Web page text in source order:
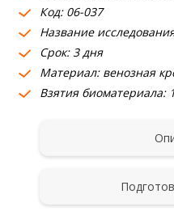
Пациентам
О компании
Где сдать
Код: 06-037
Название
Срок: 3 дня
Материал: венозная
Взятия биоматериала: